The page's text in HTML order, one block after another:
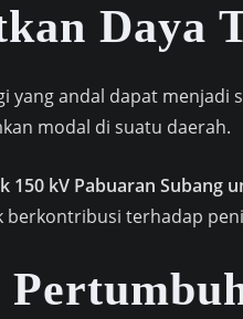
Daya
yang andal dapat menjadi
modal di suatu daerah.
150 kV Pabuaran Subang
berkontribusi terhadap